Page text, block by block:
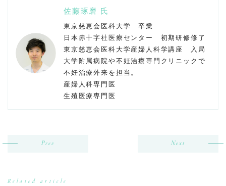
佐藤琢磨 氏
東京慈恵会医科大学 卒業
日本赤十字社医療センター 初期研修修了
東京慈恵会医科大学産婦人科学講座 入局
大学附属病院や不妊治療専門クリニックで
不妊治療外来を担当。
産婦人科専門医
生殖医療専門医
Prev Next
Related article